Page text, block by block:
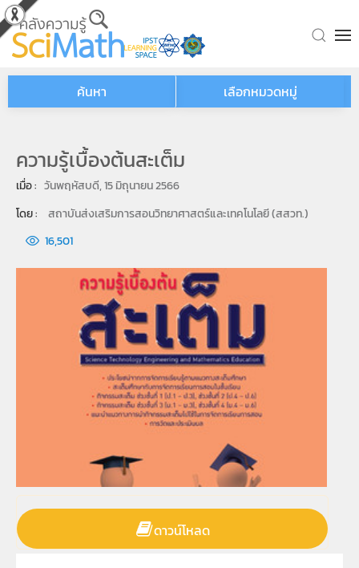
Skip to main content
ค้นหา เลือกหมวดหมู่
ความรู้เบื้องต้นสะเต็ม
เมื่อ : วันพฤหัสบดี, 15 มิถุนายน 2566
โดย :
สถาบันส่งเสริมการสอนวิทยาศาสตร์และเทคโนโลยี (สสวท.)
16,501
ดาวน์โหลด